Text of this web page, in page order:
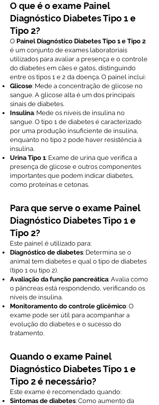
O que é o exame Painel
Diagnóstico Diabetes Tipo 1 e
Tipo 2?
O Painel Diagnóstico Diabetes Tipo 1 e Tipo 2
é um conjunto de exames laboratoriais
utilizados para avaliar a presença e o controle
do diabetes em cães e gatos, distinguindo
entre os tipos 1 e 2 da doença. O painel inclui:
Glicose: Mede a concentração de glicose no
sangue. A glicose alta é um dos principais
sinais de diabetes.
Insulina: Mede os níveis de insulina no
sangue. O tipo 1 de diabetes é caracterizado
por uma produção insuficiente de insulina,
enquanto no tipo 2 pode haver resistência à
insulina.
Urina Tipo 1: Exame de urina que verifica a
presença de glicose e outros componentes
importantes que podem indicar diabetes,
como proteínas e cetonas.
Para que serve o exame Painel
Diagnóstico Diabetes Tipo 1 e
Tipo 2?
Este painel é utilizado para:
Diagnóstico de diabetes: Determina se o
animal tem diabetes e qual o tipo de diabetes
(tipo 1 ou tipo 2).
Avaliação da função pancreática: Avalia como
o pâncreas está respondendo, verificando os
níveis de insulina.
Monitoramento do controle glicêmico: O
exame pode ser útil para acompanhar a
evolução do diabetes e o sucesso do
tratamento.
Quando o exame Painel
Diagnóstico Diabetes Tipo 1 e
Tipo 2 é necessário?
Este exame é recomendado quando:
Sintomas de diabetes: Como aumento da